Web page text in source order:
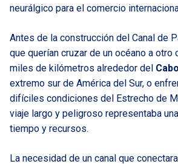
neurálgico para el comercio
Antes de la construcción del Canal de
que querían cruzar de un océano a otro
miles de kilómetros alrededor del
extremo sur de América del Sur, o
difíciles condiciones del Estrecho de
viaje largo y peligroso representaba
tiempo y recursos.
La necesidad de un canal que